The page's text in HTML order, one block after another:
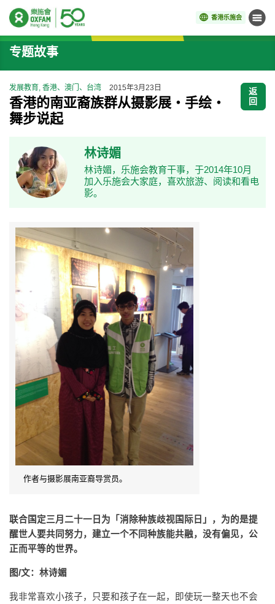
香港乐施会 菜单
开始主要内容
专题故事
发展教育, 香港、澳门、台湾 2015年3月23日
香港的南亚裔族群从摄影展‧手绘‧
舞步说起
返
回
林诗媚
林诗媚，乐施会教育干事，于2014年10月
加入乐施会大家庭，喜欢旅游、阅读和看电
影。
作者与摄影展南亚裔导赏员。
联合国定三月二十一日为「消除种族歧视国际日」，为的是提
醒世人要共同努力，建立一个不同种族能共融，没有偏见，公
正而平等的世界。
图/文：林诗媚
我非常喜欢小孩子，只要和孩子在一起，即使玩一整天也不会